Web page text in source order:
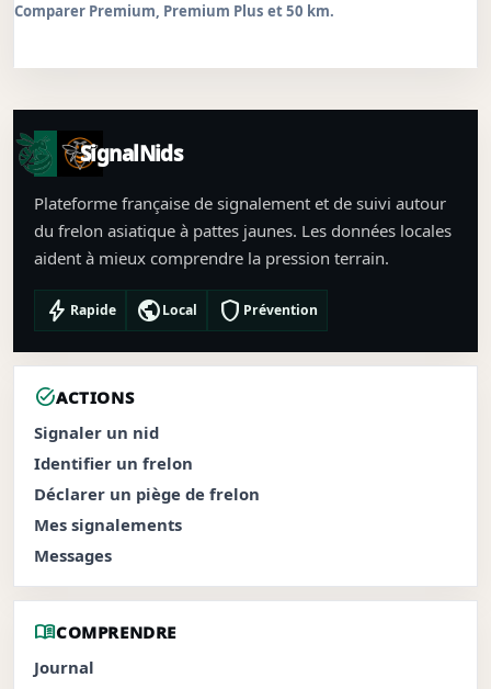
Comparer Premium, Premium Plus et 50 km.
SignalNids
Plateforme française de signalement et de suivi autour
du frelon asiatique à pattes jaunes. Les données locales
aident à mieux comprendre la pression terrain.
bolt Rapide publicLocal shield Prévention
task_altACTIONS
Signaler un nid
Identifier un frelon
Déclarer un piège de frelon
Mes signalements
Messages
menu_bookCOMPRENDRE
Journal